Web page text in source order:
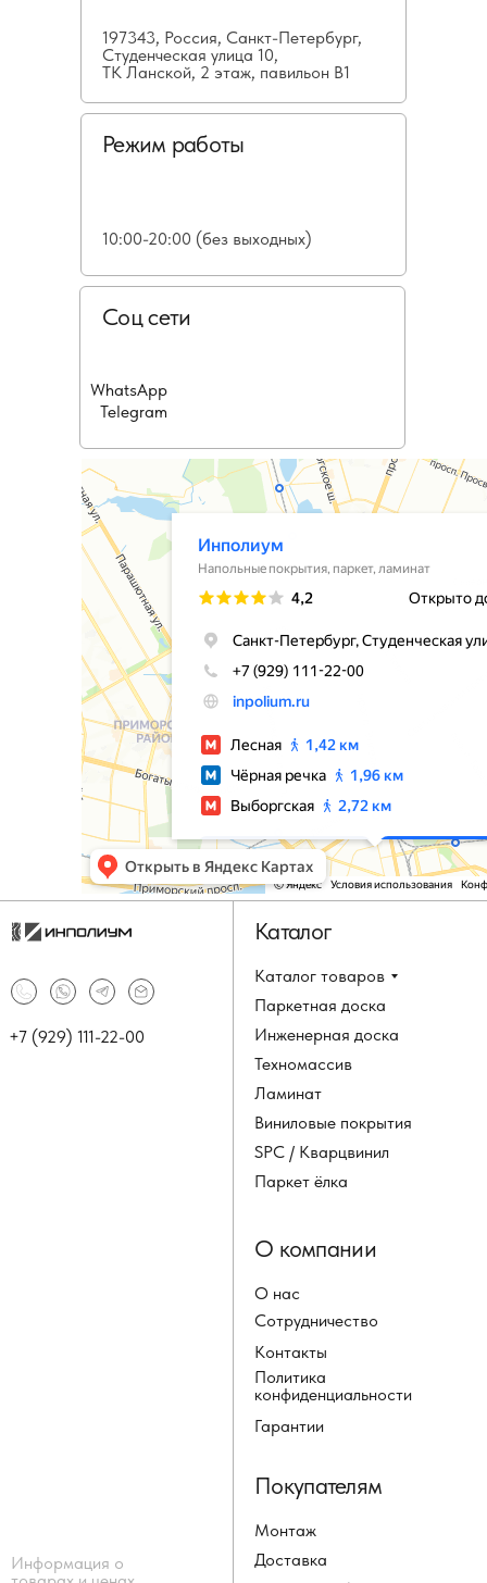
197343, Россия, Санкт-Петербург,
Студенческая улица 10,
ТК Ланской, 2 этаж, павильон В1
Режим работы
10:00-20:00 (без выходных)
Соц сети
WhatsApp
Telegram
Каталог товаров
Паркетная доска
Инженерная доска
Техномассив
+7 (929) 111-22-00
Информация о
Каталог
Ламинат
Виниловые покрытия
SPC / Кварцвинил
Паркет ёлка
О нас
Сотрудничество
Контакты
Политика
конфиденциальности
О компании
Монтаж
Доставка
Покупателям
Гарантии